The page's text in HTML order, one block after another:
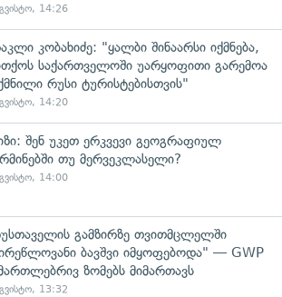
14:26
კობახიძე: "ყალბი შინაარსი იქმნება,
საქართველოში უარყოფითი გარემოა
რუსი ტურისტებისთვის"
14:20
შენ უკეთ ერკვევი გეოგრაფიულ
თუ მერვეკლასელი?
14:00
გამზირზე თვითმცლელში
ბავშვი იმყოფებოდა" — GWP
ზომებს მიმართავს
13:32